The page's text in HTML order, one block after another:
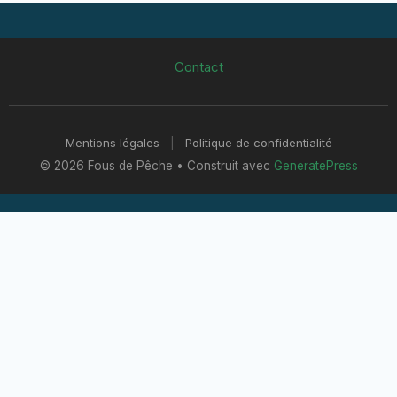
Contact
Mentions légales
Politique de confidentialité
© 2026 Fous de Pêche • Construit avec GeneratePress